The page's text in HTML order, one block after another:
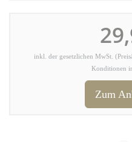
inkl. der gesetzlichen MwSt.
Konditionen
Zum